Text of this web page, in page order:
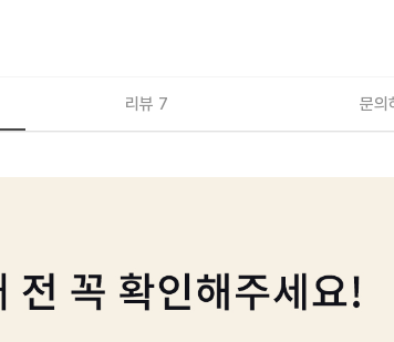
리뷰 7 문의